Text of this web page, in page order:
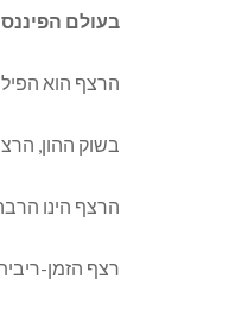
בעולם
הרצף הוא
בשוק ההון,
הרצף הינו
רצף הזמן-